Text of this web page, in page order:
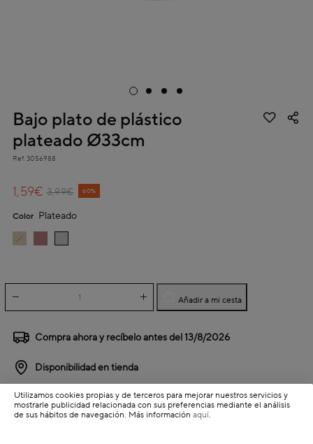
Bajo plato de plástico
plateado Ø33cm
Ref. 3056988
Price reduced from
3,99€
to 60%
1,59€
Color Plateado
Añadir a mi cesta
Compra ahora y recíbelo antes del13/8/2026
Disponibilidad en tienda
Detalles del producto
Utilizamos cookies propias y de terceros para mejorar nuestros servicios y
mostrarle publicidad relacionada con sus preferencias mediante el análisis
de sus hábitos de navegación. Más información aquí.